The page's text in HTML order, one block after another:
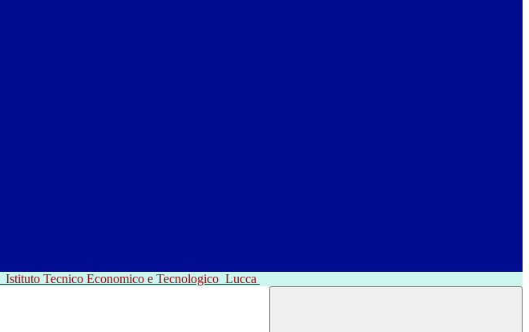
Istituto Tecnico Economico e Tecnologico Lucca